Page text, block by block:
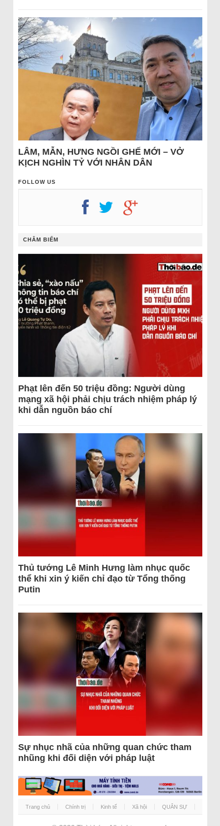
LÂM, MẪN, HƯNG NGỒI GHẾ MỚI – VỞ
KỊCH NGHÌN TỶ VỚI NHÂN DÂN
FOLLOW US
CHÂM BIẾM
Phạt lên đến 50 triệu đồng: Người dùng
mạng xã hội phải chịu trách nhiệm pháp lý
khi dẫn nguồn báo chí
Thủ tướng Lê Minh Hưng làm nhục quốc
thể khi xin ý kiến chỉ đạo từ Tổng thống
Putin
Sự nhục nhã của những quan chức tham
nhũng khi đối diện với pháp luật
Trang chủ Chính trị Kinh tế Xã hội QUÂN SỰ